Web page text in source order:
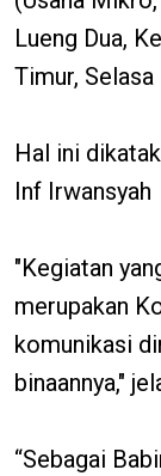
Lueng Dua,
Timur,
Hal ini
Inf
"Kegiatan
merupakan
komunikasi
binaannya,"
“Sebagai